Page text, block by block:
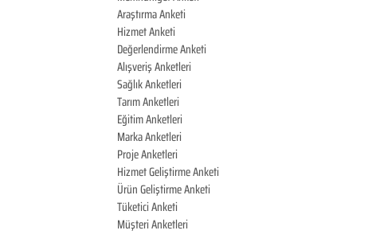
Araştırma Anketi
Hizmet Anketi
Değerlendirme Anketi
Alışveriş Anketleri
Sağlık Anketleri
Tarım Anketleri
Eğitim Anketleri
Marka Anketleri
Proje Anketleri
Hizmet Geliştirme Anketi
Ürün Geliştirme Anketi
Tüketici Anketi
Müşteri Anketleri